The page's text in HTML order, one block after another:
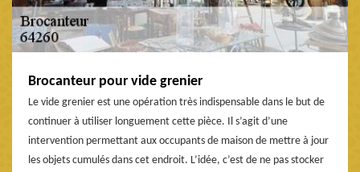
Brocanteur pour vide grenier
Le vide grenier est une opération très indispensable dans le but de
continuer à utiliser longuement cette pièce. Il s’agit d’une
intervention permettant aux occupants de maison de mettre à jour
les objets cumulés dans cet endroit. L’idée, c’est de ne pas stocker